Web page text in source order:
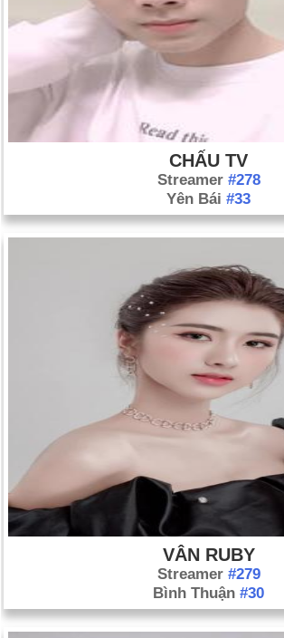
CHẤU TV
Streamer #278
Yên Bái #33
VÂN RUBY
Streamer #279
Bình Thuận #30